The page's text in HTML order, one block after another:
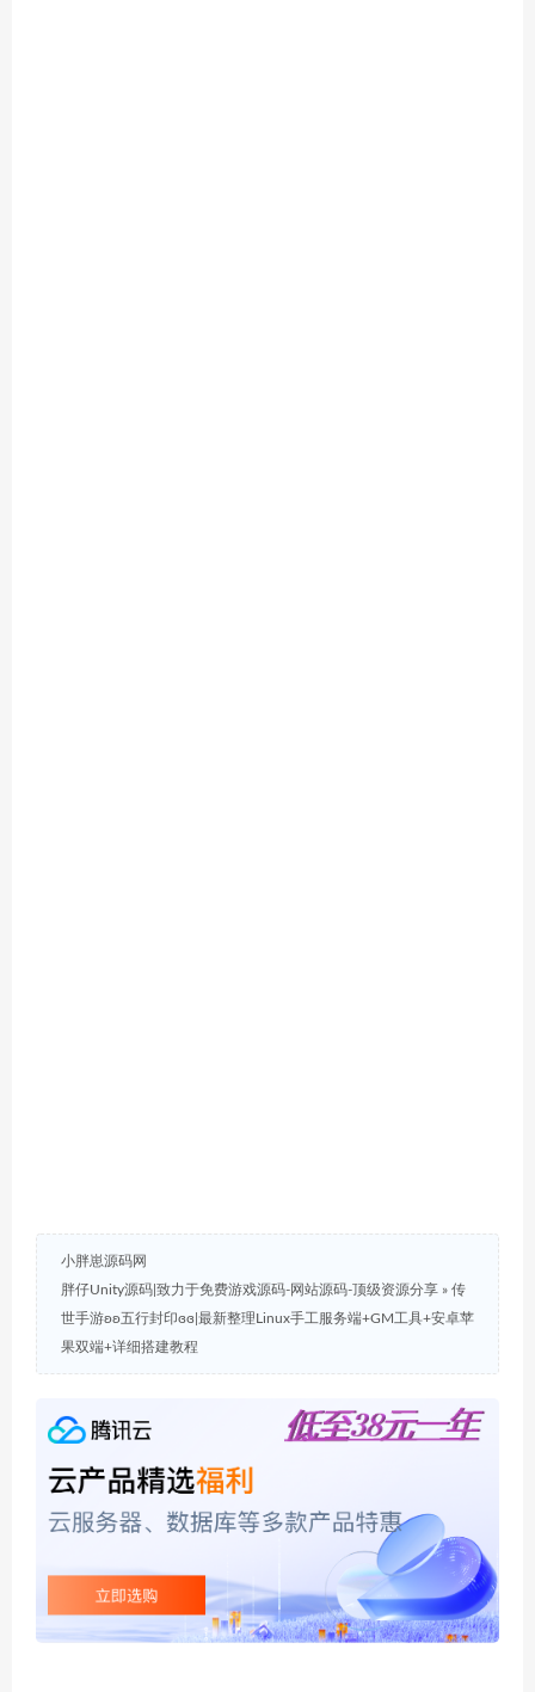
小胖崽源码网
胖仔Unity源码|致力于免费游戏源码-网站源码-顶级资源分享 » 传
世手游ʚʚ五行封印ɞɞ|最新整理Linux手工服务端+GM工具+安卓苹
果双端+详细搭建教程